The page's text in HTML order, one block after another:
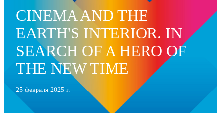
CINEMA AND THE
EARTH'S INTERIOR. IN
SEARCH OF A HERO OF
THE NEW TIME
25 февраля 2025 г.